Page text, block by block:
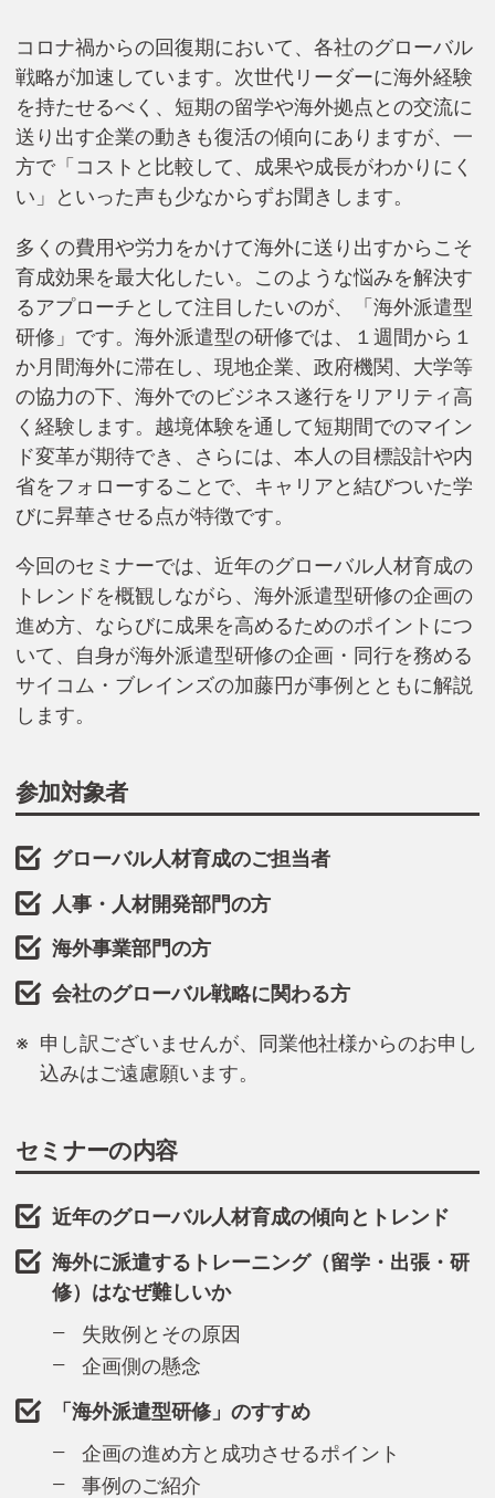
コロナ禍からの回復期において、各社のグローバル
戦略が加速しています。次世代リーダーに海外経験
を持たせるべく、短期の留学や海外拠点との交流に
送り出す企業の動きも復活の傾向にありますが、一
方で「コストと比較して、成果や成長がわかりにく
い」といった声も少なからずお聞きします。
多くの費用や労力をかけて海外に送り出すからこそ
育成効果を最大化したい。このような悩みを解決す
るアプローチとして注目したいのが、「海外派遣型
研修」です。海外派遣型の研修では、１週間から１
か月間海外に滞在し、現地企業、政府機関、大学等
の協力の下、海外でのビジネス遂行をリアリティ高
く経験します。越境体験を通して短期間でのマイン
ド変革が期待でき、さらには、本人の目標設計や内
省をフォローすることで、キャリアと結びついた学
びに昇華させる点が特徴です。
今回のセミナーでは、近年のグローバル人材育成の
トレンドを概観しながら、海外派遣型研修の企画の
進め方、ならびに成果を高めるためのポイントにつ
いて、自身が海外派遣型研修の企画・同行を務める
サイコム・ブレインズの加藤円が事例とともに解説
します。
参加対象者
グローバル人材育成のご担当者
人事・人材開発部門の方
海外事業部門の方
会社のグローバル戦略に関わる方
申し訳ございませんが、同業他社様からのお申し
込みはご遠慮願います。
セミナーの内容
近年のグローバル人材育成の傾向とトレンド
海外に派遣するトレーニング（留学・出張・研
修）はなぜ難しいか
失敗例とその原因
企画側の懸念
「海外派遣型研修」のすすめ
企画の進め方と成功させるポイント
事例のご紹介